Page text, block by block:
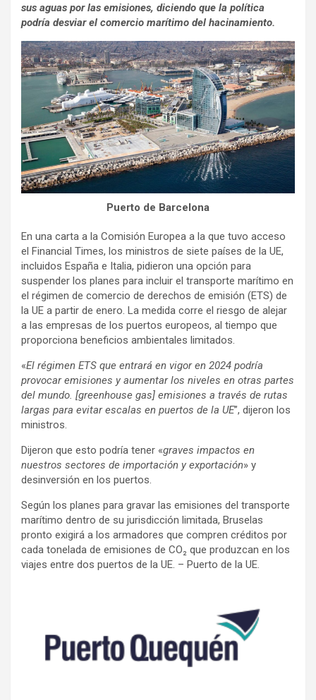
sus aguas por las emisiones, diciendo que la política
podría desviar el comercio marítimo del hacinamiento.
Puerto de Barcelona
En una carta a la Comisión Europea a la que tuvo acceso
el Financial Times, los ministros de siete países de la UE,
incluidos España e Italia, pidieron una opción para
suspender los planes para incluir el transporte marítimo en
el régimen de comercio de derechos de emisión (ETS) de
la UE a partir de enero. La medida corre el riesgo de alejar
a las empresas de los puertos europeos, al tiempo que
proporciona beneficios ambientales limitados.
«El régimen ETS que entrará en vigor en 2024 podría
provocar emisiones y aumentar los niveles en otras partes
del mundo. [greenhouse gas] emisiones a través de rutas
largas para evitar escalas en puertos de la UE”, dijeron los
ministros.
Dijeron que esto podría tener «graves impactos en
nuestros sectores de importación y exportación» y
desinversión en los puertos.
Según los planes para gravar las emisiones del transporte
marítimo dentro de su jurisdicción limitada, Bruselas
pronto exigirá a los armadores que compren créditos por
cada tonelada de emisiones de CO₂ que produzcan en los
viajes entre dos puertos de la UE. – Puerto de la UE.